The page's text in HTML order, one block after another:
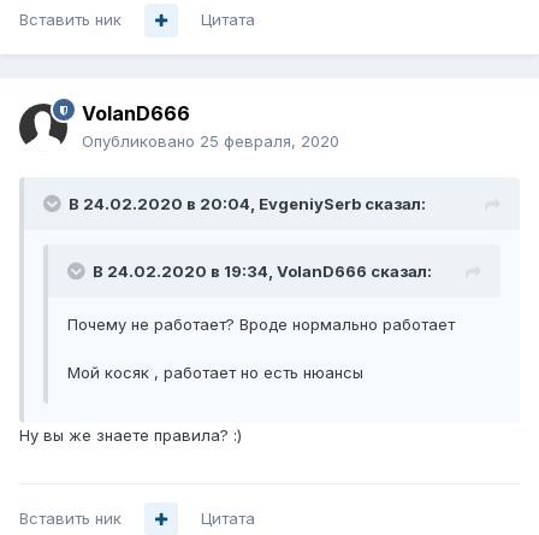
Вставить ник Цитата
VolanD666
Опубликовано 25 февраля, 2020
В 24.02.2020 в 20:04, EvgeniySerb сказал:
В 24.02.2020 в 19:34, VolanD666 сказал:
Почему не работает? Вроде нормально работает
Мой косяк , работает но есть нюансы
Ну вы же знаете правила? :)
Вставить ник Цитата